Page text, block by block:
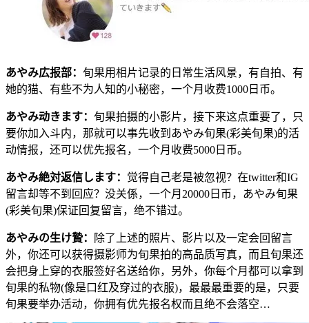
あやみ広报部： 旬果用相片记录的日常生活风景，有自拍、有
她的猫、有些不为人知的小秘密，一个月收费1000日币。
あやみ动きます： 旬果拍摄的小影片，接下来这点重要了，只
要你加入斗内，那就可以事先收到あやみ旬果(彩美旬果)的活
动情报，还可以优先报名，一个月收费5000日币。
あやみ絶対返信します： 觉得自己老是被忽视？在twitter和IG
留言却等不到回应？没关係，一个月20000日币，あやみ旬果
(彩美旬果)保证回复留言，绝不错过。
あやみの生け贄：
除了上述的照片、影片以及一定会回留言
外，你还可以获得摄影师为旬果拍的高品质写真，而且旬果还
会把身上穿的衣服签好名送给你，另外，你每个月都可以拿到
旬果的私物(像是口红及穿过的衣服)，最最最重要的是，只要
旬果要举办活动，你拥有优先报名权而且绝不会落空…